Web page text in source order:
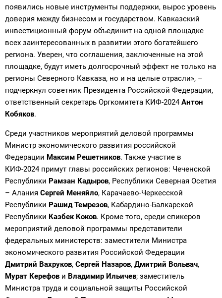
появились новые инструменты поддержки, вырос уровень
доверия между бизнесом и государством. Кавказский
инвестиционный форум объединит на одной площадке
всех заинтересованных в развитии этого богатейшего
региона. Уверен, что соглашения, заключенные на этой
площадке, будут иметь долгосрочный эффект не только на
регионы Северного Кавказа, но и на целые отрасли», –
подчеркнул советник Президента Российской Федерации,
ответственный секретарь Оргкомитета КИФ-2024Антон
Кобяков.
Среди участников мероприятий деловой программы
Министр экономического развития российской
Федерации Максим Решетников. Также участие в
КИФ-2024 примут главы российских регионов: Чеченской
Республики Рамзан Кадыров, Республики Северная Осетия
– Алания Сергей Меняйло, Карачаево-Черкесской
Республики Рашид Темрезов, Кабардино-Балкарской
Республики Казбек Коков. Кроме того, среди спикеров
мероприятий деловой программы представители
федеральных министерств: заместители Министра
экономического развития Российской Федерации
Дмитрий Вахруков, Сергей Назаров, Дмитрий Вольвач,
Мурат Керефов и Владимир Ильичев; заместитель
Министра труда и социальной защиты Российской